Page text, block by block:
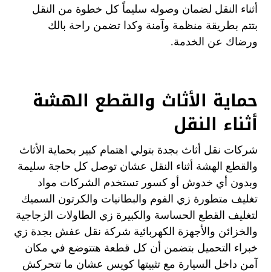
أثناء النقل لضمان وصوله سليماً كل خطوة من النقل
بتتم بطريقة منظمة وآمنة وكدا تضمن راحة بالك
ورضاك عن الخدمة.
حماية الأثاث والقطع الهشة
أثناء النقل
شركات نقل أثاث بجدة بتولي اهتمام كبير بحماية الأثاث
والقطع الهشة أثناء النقل عشان توصل كل حاجة سليمة
وبدون أي خدوش أو كسور تستخدم الشركات مواد
تغليف متطورة زي الفوم والبطانيات والكرتون السميك
لتغليف القطع الحساسة والكبيرة زي الطاولات الزجاجية
والخزائن والأجهزة الكهربائية شركة نقل عفش بجدة زي
خبراء التحميل بتضمن أن كل قطعة هتتوضع في مكان
آمن داخل السيارة مع تثبيتها كويس عشان ما تتحركش